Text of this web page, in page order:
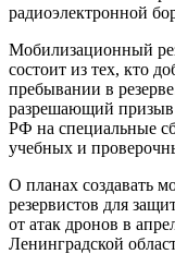
радиоэлектронной
Мобилизационный
состоит из тех, кто
пребывании в
разрешающий призыв
РФ на специальные
учебных и
О планах создавать
резервистов для
от атак дронов в
Ленинградской